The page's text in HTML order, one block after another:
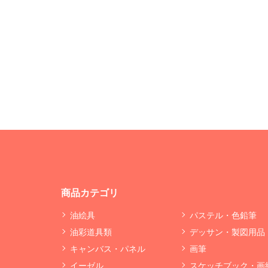
商品カテゴリ
油絵具
油彩道具類
キャンバス・パネル
イーゼル
パステル・色鉛筆
デッサン・製図用品
画筆
スケッチブック・画